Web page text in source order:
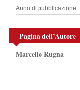
Anno di pubblicazione :
Pagina dell’Autore
Marcello Rugna